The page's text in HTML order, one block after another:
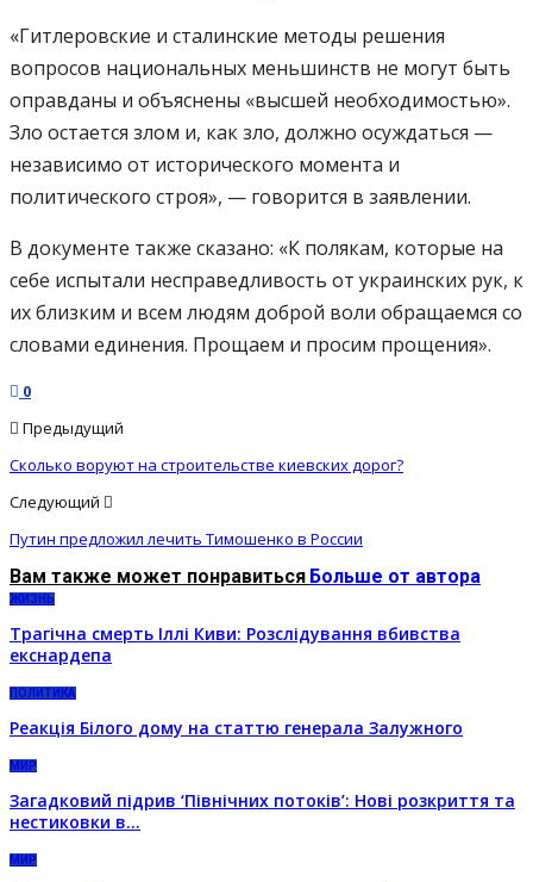
«Гитлеровские и сталинские методы решения
вопросов национальных меньшинств не могут быть
оправданы и объяснены «высшей необходимостью».
Зло остается злом и, как зло, должно осуждаться —
независимо от исторического момента и
политического строя», — говорится в заявлении.
В документе также сказано: «К полякам, которые на
себе испытали несправедливость от украинских рук, к
их близким и всем людям доброй воли обращаемся со
словами единения. Прощаем и просим прощения».
0
Предыдущий
Сколько воруют на строительстве киевских дорог?
Следующий
Путин предложил лечить Тимошенко в России
Вам также может понравиться Больше от автора
ЖИЗНЬ
Трагічна смерть Іллі Киви: Розслідування вбивства
екснардепа
ПОЛИТИКА
Реакція Білого дому на статтю генерала Залужного
МИР
Загадковий підрив ‘Північних потоків’: Нові розкриття та
нестиковки в…
МИР